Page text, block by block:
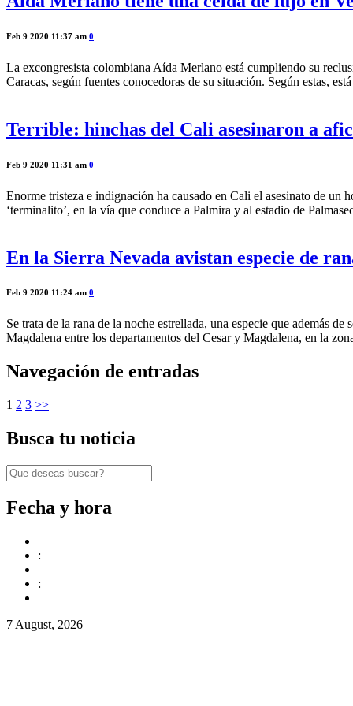
Feb 9 2020 11:37 am 0
La excongresista colombiana Aída Merlano está cumpliendo su
Caracas, según fuentes conocedoras de su situación. Según estas,
Terrible: hinchas del Cali asesinaron a
Feb 9 2020 11:31 am 0
Enorme tristeza e indignación ha causado en Cali el asesinato de un
‘terminalito’, en la vía que conduce a Palmira y al estadio de
En la Sierra Nevada avistan especie de
Feb 9 2020 11:24 am 0
Se trata de la rana de la noche estrellada, una especie que además
Magdalena entre los departamentos del Cesar y Magdalena, en la
Navegación de entradas
1 2 3 >>
Busca tu noticia
Fecha y hora
:
:
7 August, 2026